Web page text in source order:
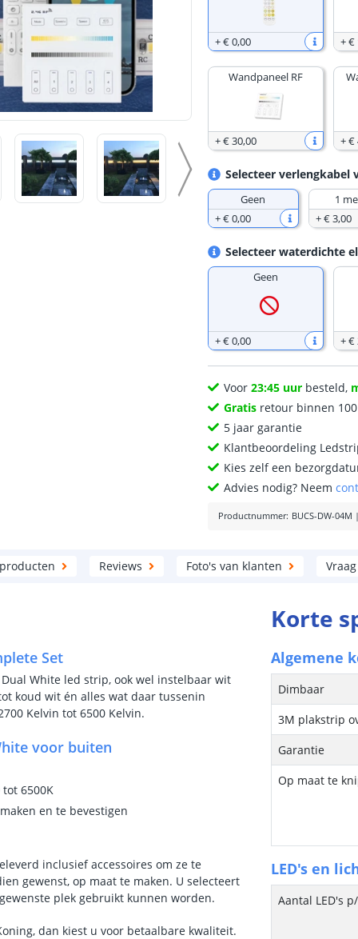
+€ 0,00 +€
Wandpaneel RF
+€ 30,00 +€
Selecteer verlengkabel
Geen
+€ 0,00
1
+€ 3,00
Selecteer waterdichte
Geen
+€ 0,00 +€
Voor23:45 uur besteld,
Gratis retour binnen
5 jaar garantie
Klantbeoordeling
Kies zelf een
Advies nodig? Neem
Productnummer: BUCS-DW-04M |
Reviews Foto's van klanten
Set
White led strip, ook wel instelbaar wit
koud wit én alles wat daar tussenin
Kelvin tot 6500 Kelvin.
voor buiten
6500K
en te bevestigen
inclusief accessoires om ze te
gewenst, op maat te maken. U selecteert
plek gebruikt kunnen worden.
dan kiest u voor betaalbare kwaliteit.
Korte
Algemene
Dimbaar
3M plakstrip
Garantie
Op maat te
LED's en
Aantal LED's